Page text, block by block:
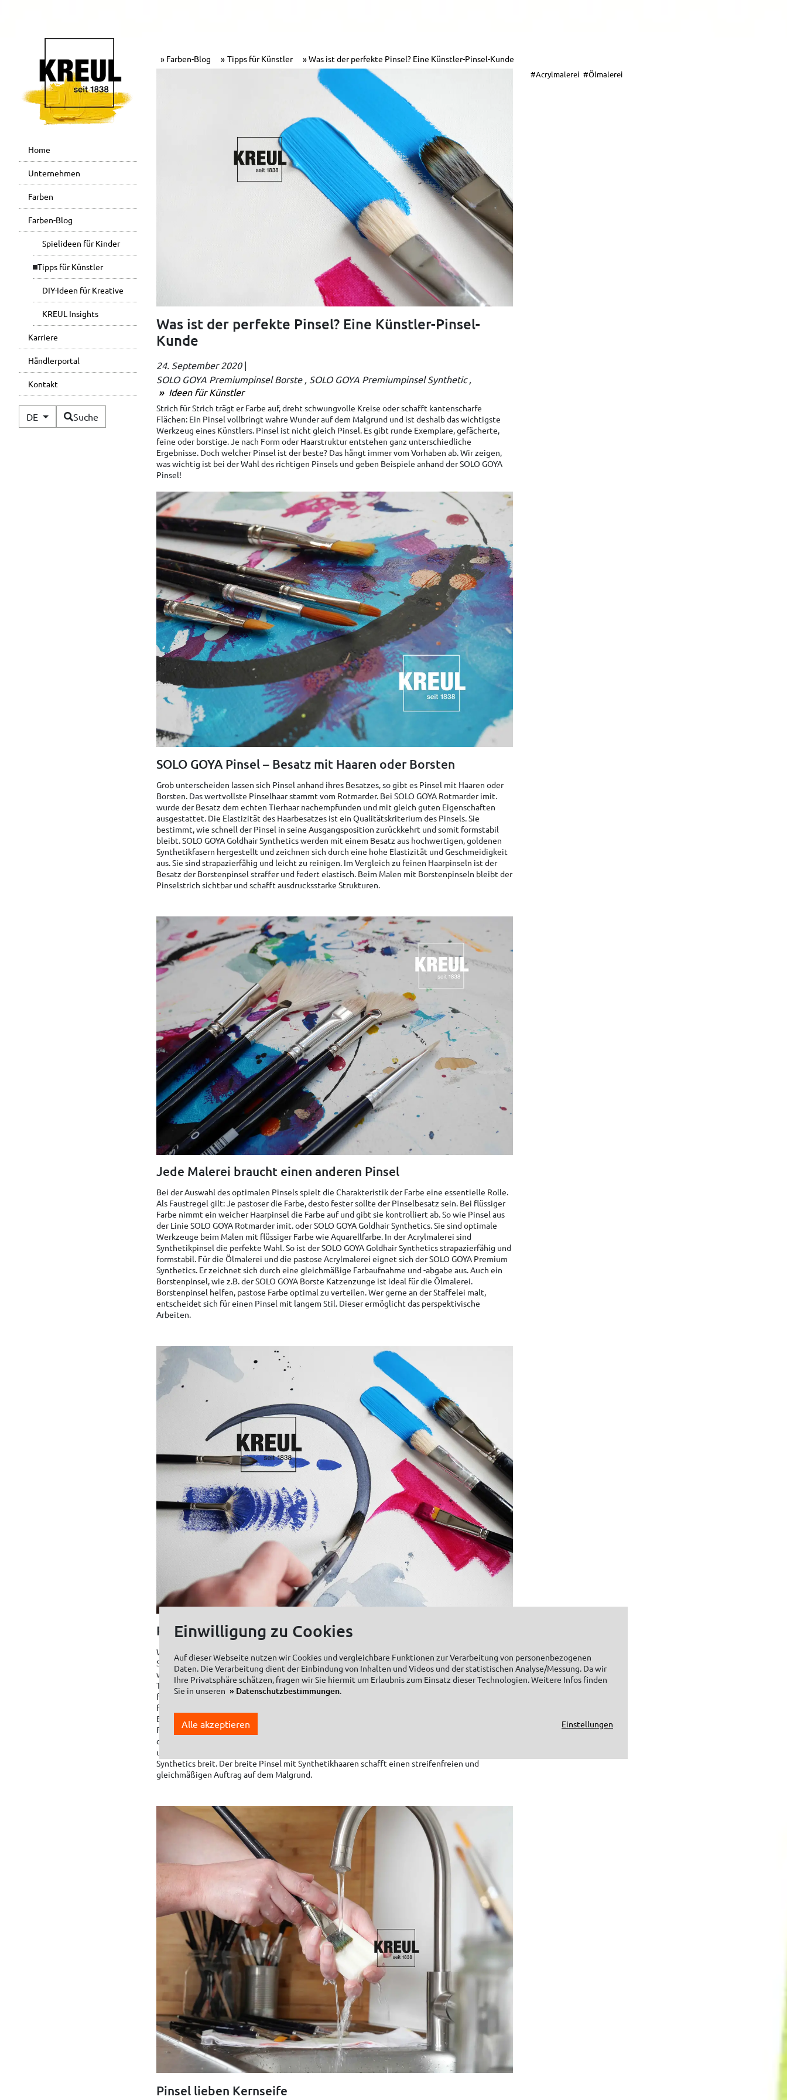
Home
Unternehmen
Farben
Farben-Blog
Spielideen für Kinder
Tipps für Künstler
DIY-Ideen für Kreative
KREUL Insights
Karriere
Händlerportal
Kontakt
DE Verfügbare Sprachen
Suche
Farben-Blog Tipps für Künstler Was ist der perfekte Pinsel? Eine Künstler-Pinsel-Kunde
Was ist der perfekte Pinsel? Eine Künstler-Pinsel-
Kunde
24. September 2020 |
SOLO GOYA Premiumpinsel Borste SOLO GOYA Premiumpinsel Synthetic
Ideen für Künstler
Strich für Strich trägt er Farbe auf, dreht schwungvolle Kreise oder schafft kantenscharfe
Flächen: Ein Pinsel vollbringt wahre Wunder auf dem Malgrund und ist deshalb das wichtigste
Werkzeug eines Künstlers. Pinsel ist nicht gleich Pinsel. Es gibt runde Exemplare, gefächerte,
feine oder borstige. Je nach Form oder Haarstruktur entstehen ganz unterschiedliche
Ergebnisse. Doch welcher Pinsel ist der beste? Das hängt immer vom Vorhaben ab. Wir zeigen,
was wichtig ist bei der Wahl des richtigen Pinsels und geben Beispiele anhand der SOLO GOYA
Pinsel!
SOLO GOYA Pinsel – Besatz mit Haaren oder Borsten
Grob unterscheiden lassen sich Pinsel anhand ihres Besatzes, so gibt es Pinsel mit Haaren oder
Borsten. Das wertvollste Pinselhaar stammt vom Rotmarder. Bei SOLO GOYA Rotmarder imit.
wurde der Besatz dem echten Tierhaar nachempfunden und mit gleich guten Eigenschaften
ausgestattet. Die Elastizität des Haarbesatzes ist ein Qualitätskriterium des Pinsels. Sie
bestimmt, wie schnell der Pinsel in seine Ausgangsposition zurückkehrt und somit formstabil
bleibt. SOLO GOYA Goldhair Synthetics werden mit einem Besatz aus hochwertigen, goldenen
Synthetikfasern hergestellt und zeichnen sich durch eine hohe Elastizität und Geschmeidigkeit
aus. Sie sind strapazierfähig und leicht zu reinigen. Im Vergleich zu feinen Haarpinseln ist der
Besatz der Borstenpinsel straffer und federt elastisch. Beim Malen mit Borstenpinseln bleibt der
Pinselstrich sichtbar und schafft ausdrucksstarke Strukturen.
Jede Malerei braucht einen anderen Pinsel
Bei der Auswahl des optimalen Pinsels spielt die Charakteristik der Farbe eine essentielle Rolle.
Als Faustregel gilt: Je pastoser die Farbe, desto fester sollte der Pinselbesatz sein. Bei flüssiger
Farbe nimmt ein weicher Haarpinsel die Farbe auf und gibt sie kontrolliert ab. So wie Pinsel aus
der Linie SOLO GOYA Rotmarder imit. oder SOLO GOYA Goldhair Synthetics. Sie sind optimale
Werkzeuge beim Malen mit flüssiger Farbe wie Aquarellfarbe. In der Acrylmalerei sind
Synthetikpinsel die perfekte Wahl. So ist der SOLO GOYA Goldhair Synthetics strapazierfähig und
formstabil. Für die Ölmalerei und die pastose Acrylmalerei eignet sich der SOLO GOYA Premium
Synthetics. Er zeichnet sich durch eine gleichmäßige Farbaufnahme und -abgabe aus. Auch ein
Borstenpinsel, wie z.B. der SOLO GOYA Borste Katzenzunge ist ideal für die Ölmalerei.
Borstenpinsel helfen, pastose Farbe optimal zu verteilen. Wer gerne an der Staffelei malt,
entscheidet sich für einen Pinsel mit langem Stil. Dieser ermöglicht das perspektivische
Arbeiten.
Pinselformen: rund, flach, spitz, stumpf oder gefächert
Welcher Pinsel zum Einsatz kommt, richtet sich auch danach, was der Künstler malen möchte.
Sollen es präzise Linien sein, komplexe Strukturen oder ebenmäßige Flächen? Ein Rundpinsel
wie der SOLO GOYA Goldhair Synthetics rund ist der klassische Allrounder, mit dem fast alle
Techniken möglich sind. Mit seiner feinen Spitze gelingen auch kleinste Details. Als Basispinsel
für den Untergrund empfehlen wir einen Flachpinsel wie den SOLO GOYA Goldhair Synthetics
flach. Er schafft einen gleichmäßigen Farbauftrag, gerade Striche und sogar scharfe
Begrenzungen. Mit dem abgerundeten Flachpinsel, auch Katzenzunge genannt, gelingen runde
Formen wie Blütenblätter. Fächerpinsel wie der SOLO GOYA Borste Fächer sind Spezialisten, mit
denen Farbübergänge oder Spezialeffekte entstehen. So ist er zum Beispiel ein gutes Werkzeug,
um Gräser darzustellen. Wer Grundierungen auftragen möchte, wählt den SOLO GOYA Goldhair
Synthetics breit. Der breite Pinsel mit Synthetikhaaren schafft einen streifenfreien und
gleichmäßigen Auftrag auf dem Malgrund.
Pinsel lieben Kernseife
#Acrylmalerei #Ölmalerei
Einwilligung zu Cookies
Auf dieser Webseite nutzen wir Cookies und vergleichbare Funktionen zur Verarbeitung von personenbezogenen
Daten. Die Verarbeitung dient der Einbindung von Inhalten und Videos und der statistischen Analyse/Messung. Da wir
Ihre Privatsphäre schätzen, fragen wir Sie hiermit um Erlaubnis zum Einsatz dieser Technologien. Weitere Infos finden
Sie in unseren
Datenschutzbestimmungen.
Alle akzeptieren Einstellungen